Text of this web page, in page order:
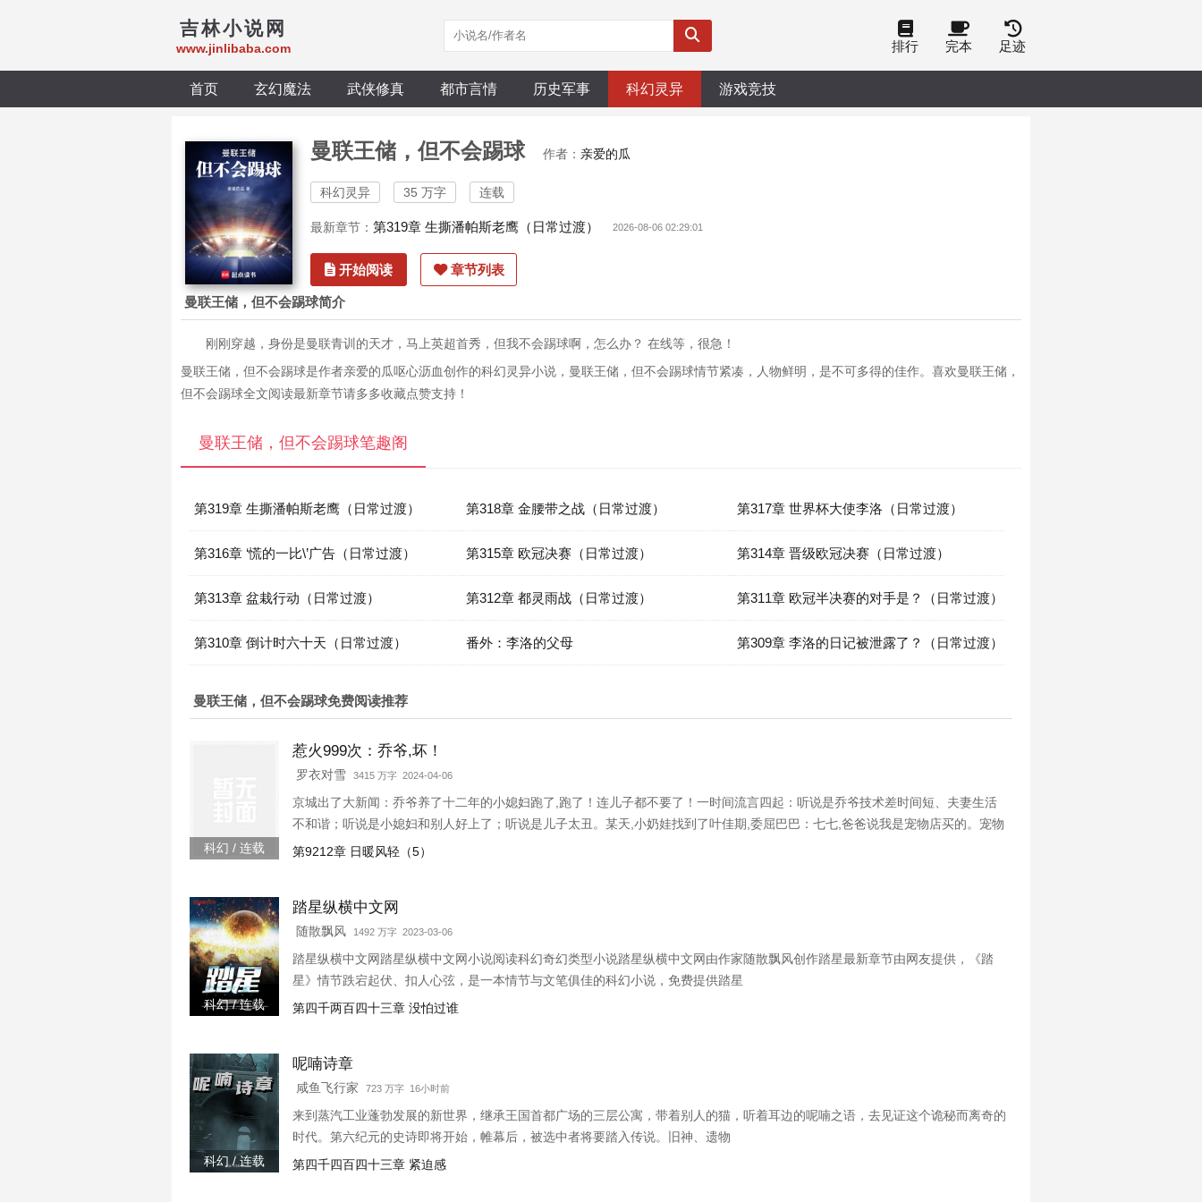
吉林小说网
www.jinlibaba.com 排行 完本 足迹
首页 玄幻魔法 武侠修真 都市言情 历史军事 科幻灵异 游戏竞技
曼联王储，但不会踢球 作者： 亲爱的瓜
科幻灵异 35 万字 连载
最新章节： 第319章 生撕潘帕斯老鹰（日常过渡） 2026-08-06 02:29:01
开始阅读 章节列表
曼联王储，但不会踢球简介
刚刚穿越，身份是曼联青训的天才，马上英超首秀，但我不会踢球啊，怎么办？ 在线等，很急！
曼联王储，但不会踢球是作者亲爱的瓜呕心沥血创作的科幻灵异小说，曼联王储，但不会踢球情节紧凑，人物鲜明，是不可多得的佳作。喜欢曼联王储，
但不会踢球全文阅读最新章节请多多收藏点赞支持！
曼联王储，但不会踢球笔趣阁
第319章 生撕潘帕斯老鹰（日常过渡） 第318章 金腰带之战（日常过渡） 第317章 世界杯大使李洛（日常过渡）
第316章 ‘慌的一比\’广告（日常过渡） 第315章 欧冠决赛（日常过渡） 第314章 晋级欧冠决赛（日常过渡）
第313章 盆栽行动（日常过渡） 第312章 都灵雨战（日常过渡） 第311章 欧冠半决赛的对手是？（日常过渡）
第310章 倒计时六十天（日常过渡） 番外：李洛的父母 第309章 李洛的日记被泄露了？（日常过渡）
曼联王储，但不会踢球免费阅读推荐
科幻 / 连载
惹火999次：乔爷,坏！
罗衣对雪 3415 万字 2024-04-06
京城出了大新闻：乔爷养了十二年的小媳妇跑了,跑了！连儿子都不要了！一时间流言四起：听说是乔爷技术差时间短、夫妻生活
不和谐；听说是小媳妇和别人好上了；听说是儿子太丑。某天,小奶娃找到了叶佳期,委屈巴巴：七七,爸爸说我是宠物店买的。宠物
店怎么能买到这么漂亮的儿子。叶佳期呵呵笑,明明是……摸奖中的。小奶娃望天：……某禽兽翻身而上：我喜欢天天摸奖。叶佳
第9212章 日暖风轻（5）
科幻 / 连载
踏星纵横中文网
随散飘风 1492 万字 2023-03-06
踏星纵横中文网踏星纵横中文网小说阅读科幻奇幻类型小说踏星纵横中文网由作家随散飘风创作踏星最新章节由网友提供，《踏
星》情节跌宕起伏、扣人心弦，是一本情节与文笔俱佳的科幻小说，免费提供踏星
第四千两百四十三章 没怕过谁
科幻 / 连载
呢喃诗章
咸鱼飞行家 723 万字 16小时前
来到蒸汽工业蓬勃发展的新世界，继承王国首都广场的三层公寓，带着别人的猫，听着耳边的呢喃之语，去见证这个诡秘而离奇的
时代。第六纪元的史诗即将开始，帷幕后，被选中者将要踏入传说。旧神、遗物
第四千四百四十三章 紧迫感